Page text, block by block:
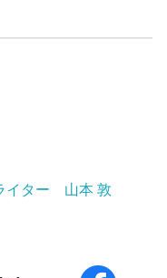
イター 山本 敦